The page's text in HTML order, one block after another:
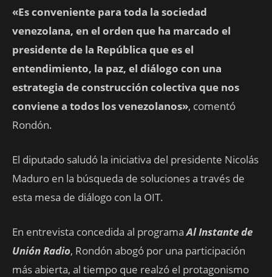
«Es conveniente para toda la sociedad
venezolana, en el orden que ha marcado el
presidente de la República que es el
entendimiento, la paz, el diálogo con una
estrategia de construcción colectiva que nos
conviene a todos los venezolanos», comentó
Rondón.
El diputado saludó la iniciativa del presidente Nicolás
Maduro en la búsqueda de soluciones a través de
esta mesa de diálogo con la OIT.
En entrevista concedida al programaAl Instante de
Unión Radio, Rondón abogó por una participación
más abierta, al tiempo que realzó el protagonismo